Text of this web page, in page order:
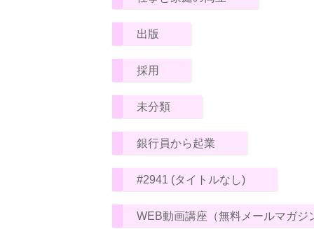
出版
採用
未分類
銀行員から起業
#2941 (タイトルなし)
WEB動画講座（無料メールマガジ